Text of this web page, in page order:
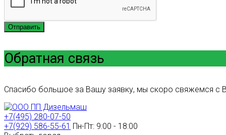
Отправить
Обратная связь
Спасибо большое за Вашу заявку, мы скоро свяжемся с
+7(495) 280-07-50
+7(929) 586-55-61 Пн-Пт: 9:00 - 18:00